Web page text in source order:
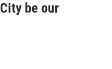
be our